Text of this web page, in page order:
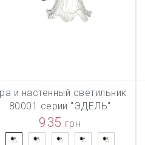
В КОРЗИНУ
и настенный светильник
80001 серии "ЭДЕЛЬ"
935 грн